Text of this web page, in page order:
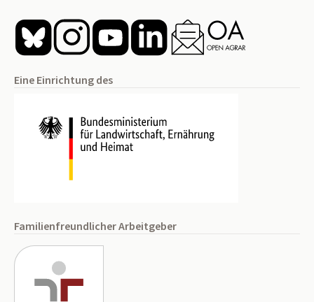
Eine Einrichtung des
Familienfreundlicher Arbeitgeber